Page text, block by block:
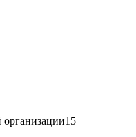
организации15